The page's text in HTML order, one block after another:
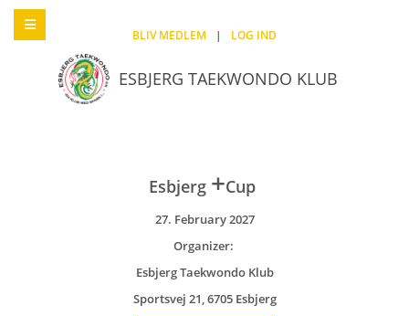
BLIV MEDLEM | LOG IND
ESBJERG TAEKWONDO KLUB
Esbjerg +Cup
27. February 2027
Organizer:
Esbjerg Taekwondo Klub
Sportsvej 21, 6705 Esbjerg